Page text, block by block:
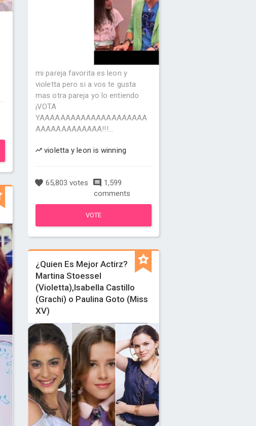
mi pareja favorita es leon y
violetta pero si a vos te gusta
mas otra pareja yo lo entiendo
¡VOTA
YAAAAAAAAAAAAAAAAAAAAA
AAAAAAAAAAAAA!!!...
violetta y leon is winning
65,803 votes
1,599
comments
VOTE
¿Quien Es Mejor Actirz?
Martina Stoessel
(Violetta),Isabella Castillo
(Grachi) o Paulina Goto (Miss
XV)